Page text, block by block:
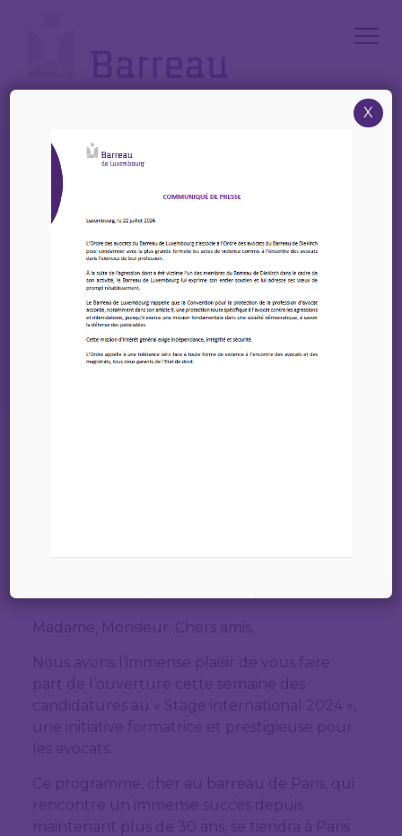
Accueil News
STAGE INTERNATIONAL DU BARREAU DE PARIS 2024 – Rappel
date limite 12 avril / Reminder deadline April 12
STAGE INTERNATIONAL
DU BARREAU DE PARIS
2024 – Rappel date
limite 12 avril /
bâtonnier,
Madame, Monsieur, Chers amis,
Nous avons l’immense plaisir de vous faire
part de l’ouverture cette semaine des
candidatures au « Stage international 2024 »,
une initiative formatrice et prestigieuse pour
les avocats.
Ce programme, cher au barreau de Paris, qui
rencontre un immense succès depuis
maintenant plus de 30 ans, se tiendra à Paris
X